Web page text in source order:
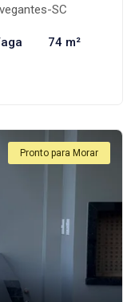
SC
74 m²
Pronto para Morar